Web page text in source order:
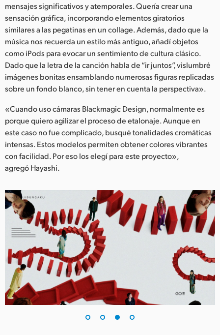
mensajes significativos y atemporales. Quería crear una
sensación gráfica, incorporando elementos giratorios
similares a las pegatinas en un collage. Además, dado que la
música nos recuerda un estilo más antiguo, añadí objetos
como iPods para evocar un sentimiento de cultura clásico.
Dado que la letra de la canción habla de “ir juntos”, vislumbré
imágenes bonitas ensamblando numerosas figuras replicadas
sobre un fondo blanco, sin tener en cuenta la perspectiva».
«Cuando uso cámaras Blackmagic Design, normalmente es
porque quiero agilizar el proceso de etalonaje. Aunque en
este caso no fue complicado, busqué tonalidades cromáticas
intensas. Estos modelos permiten obtener colores vibrantes
con facilidad. Por eso los elegí para este proyecto»,
agregó Hayashi.